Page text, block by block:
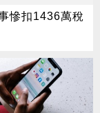
慘扣1436萬稅